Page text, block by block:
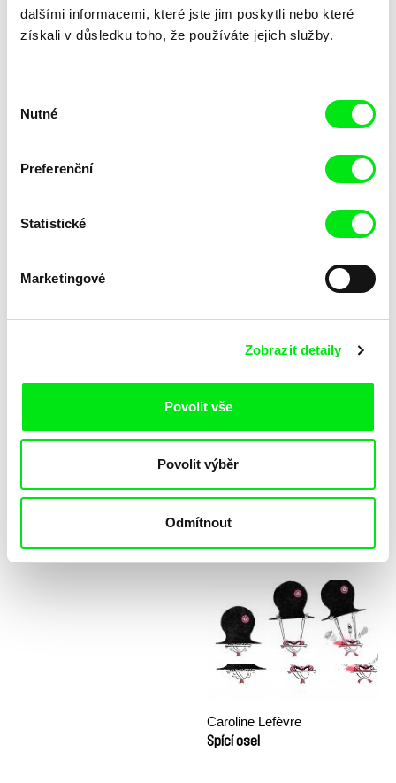
dalšími informacemi, které jste jim poskytli nebo které
získali v důsledku toho, že používáte jejich služby.
souhlasu
Nutné
Preferenční
Statistické
Marketingové
Zobrazit detaily
Povolit vše
Povolit výběr
Odmítnout
Pomněnka
Ru Kuwahata, Max Porter
Linda Kallistová Jablonská
Taye Cimon, Pierre Coëz,
Manuarii Morel, Romain
Sestra
Caroline Lefèvre
Spící osel